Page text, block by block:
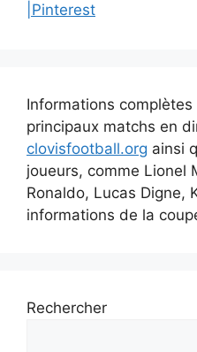
|Pinterest
Informations
principaux matchs en
clovisfootball.org ainsi
joueurs, comme Lionel
Ronaldo, Lucas Digne,
informations de la
Rechercher